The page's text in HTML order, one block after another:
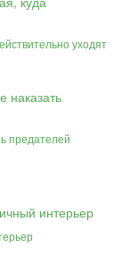
уходят
предателей